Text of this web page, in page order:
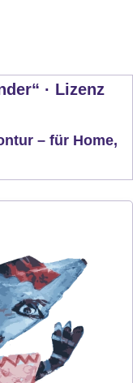
· Lizenz
– für Home,